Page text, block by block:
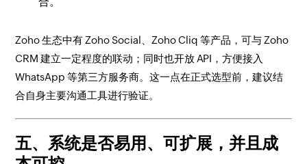
Zoho 生态中有 Zoho Social、Zoho Cliq 等产品，可与 Zoho
CRM 建立一定程度的联动；同时也开放 API，方便接入
WhatsApp 等第三方服务商。这一点在正式选型前，建议结
合自身主要沟通工具进行验证。
五、系统是否易用、可扩展，并且成